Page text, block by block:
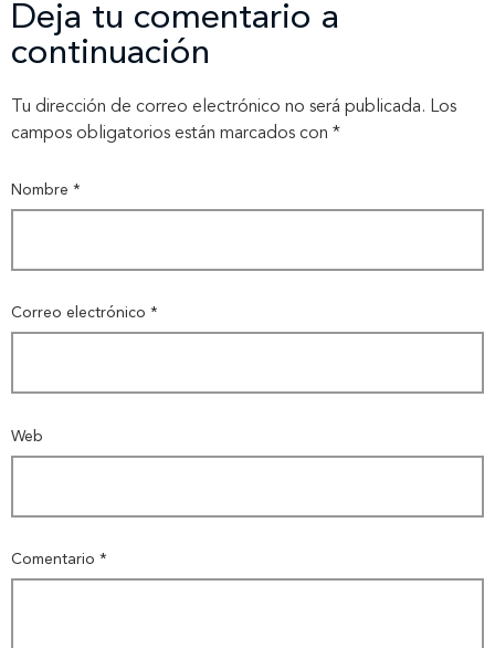
Deja tu comentario a
continuación
Tu dirección de correo electrónico no será publicada. Los
campos obligatorios están marcados con *
Comentario *
Nombre *
Correo electrónico *
Web